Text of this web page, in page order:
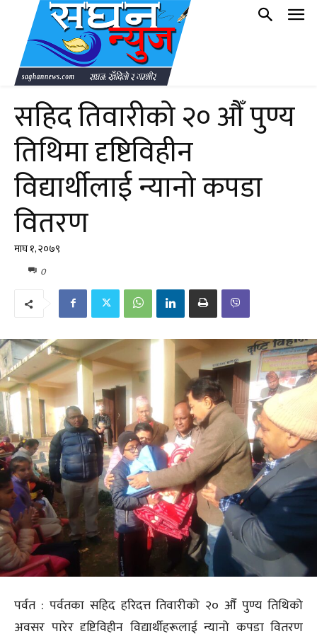
सहिद तिवारीको २० औँ पुण्य
तिथिमा दृष्टिविहीन
विद्यार्थीलाई न्यानो कपडा
वितरण
माघ १, २०७९
0
पर्वत : पर्वतका सहिद हरिदत्त तिवारीको २० औँ पुण्य तिथिको
अवसर पारेर दृष्टिविहीन विद्यार्थीहरूलाई न्यानो कपडा वितरण